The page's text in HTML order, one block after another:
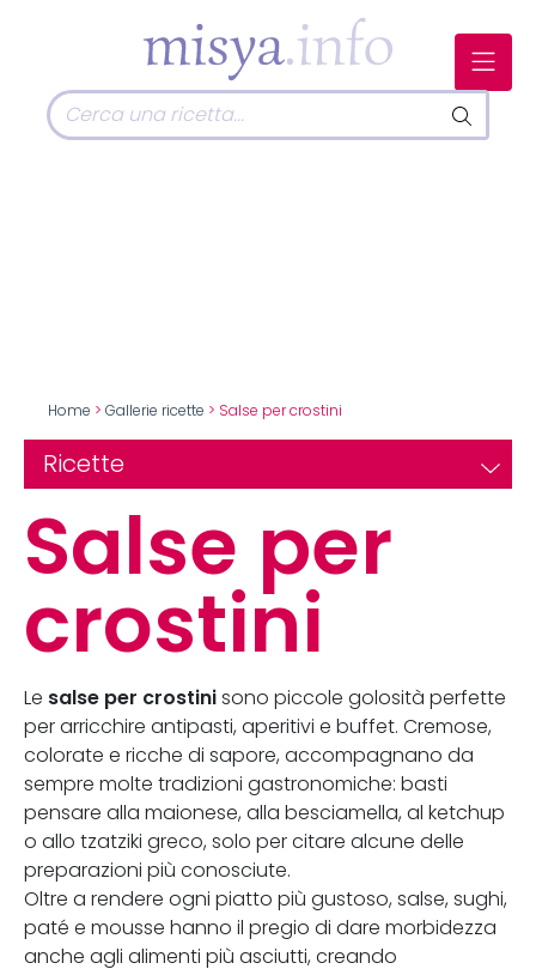
Home > Gallerie ricette > Salse per crostini
Ricette
Salse per
crostini
Le salse per crostini sono piccole golosità perfette
per arricchire antipasti, aperitivi e buffet. Cremose,
colorate e ricche di sapore, accompagnano da
sempre molte tradizioni gastronomiche: basti
pensare alla maionese, alla besciamella, al ketchup
o allo tzatziki greco, solo per citare alcune delle
preparazioni più conosciute.
Oltre a rendere ogni piatto più gustoso, salse, sughi,
paté e mousse hanno il pregio di dare morbidezza
anche agli alimenti più asciutti, creando